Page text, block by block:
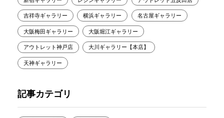
吉祥寺ギャラリー 横浜ギャラリー 名古屋ギャラリー
大阪梅田ギャラリー 大阪堀江ギャラリー
アウトレット神戸店 大川ギャラリー【本店】
天神ギャラリー
記事カテゴリ